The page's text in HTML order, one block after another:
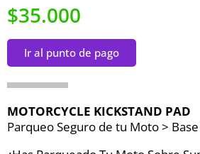
$35.000
Ir al punto de pago
MOTORCYCLE KICKSTAND PAD
Parqueo Seguro de tu Moto >